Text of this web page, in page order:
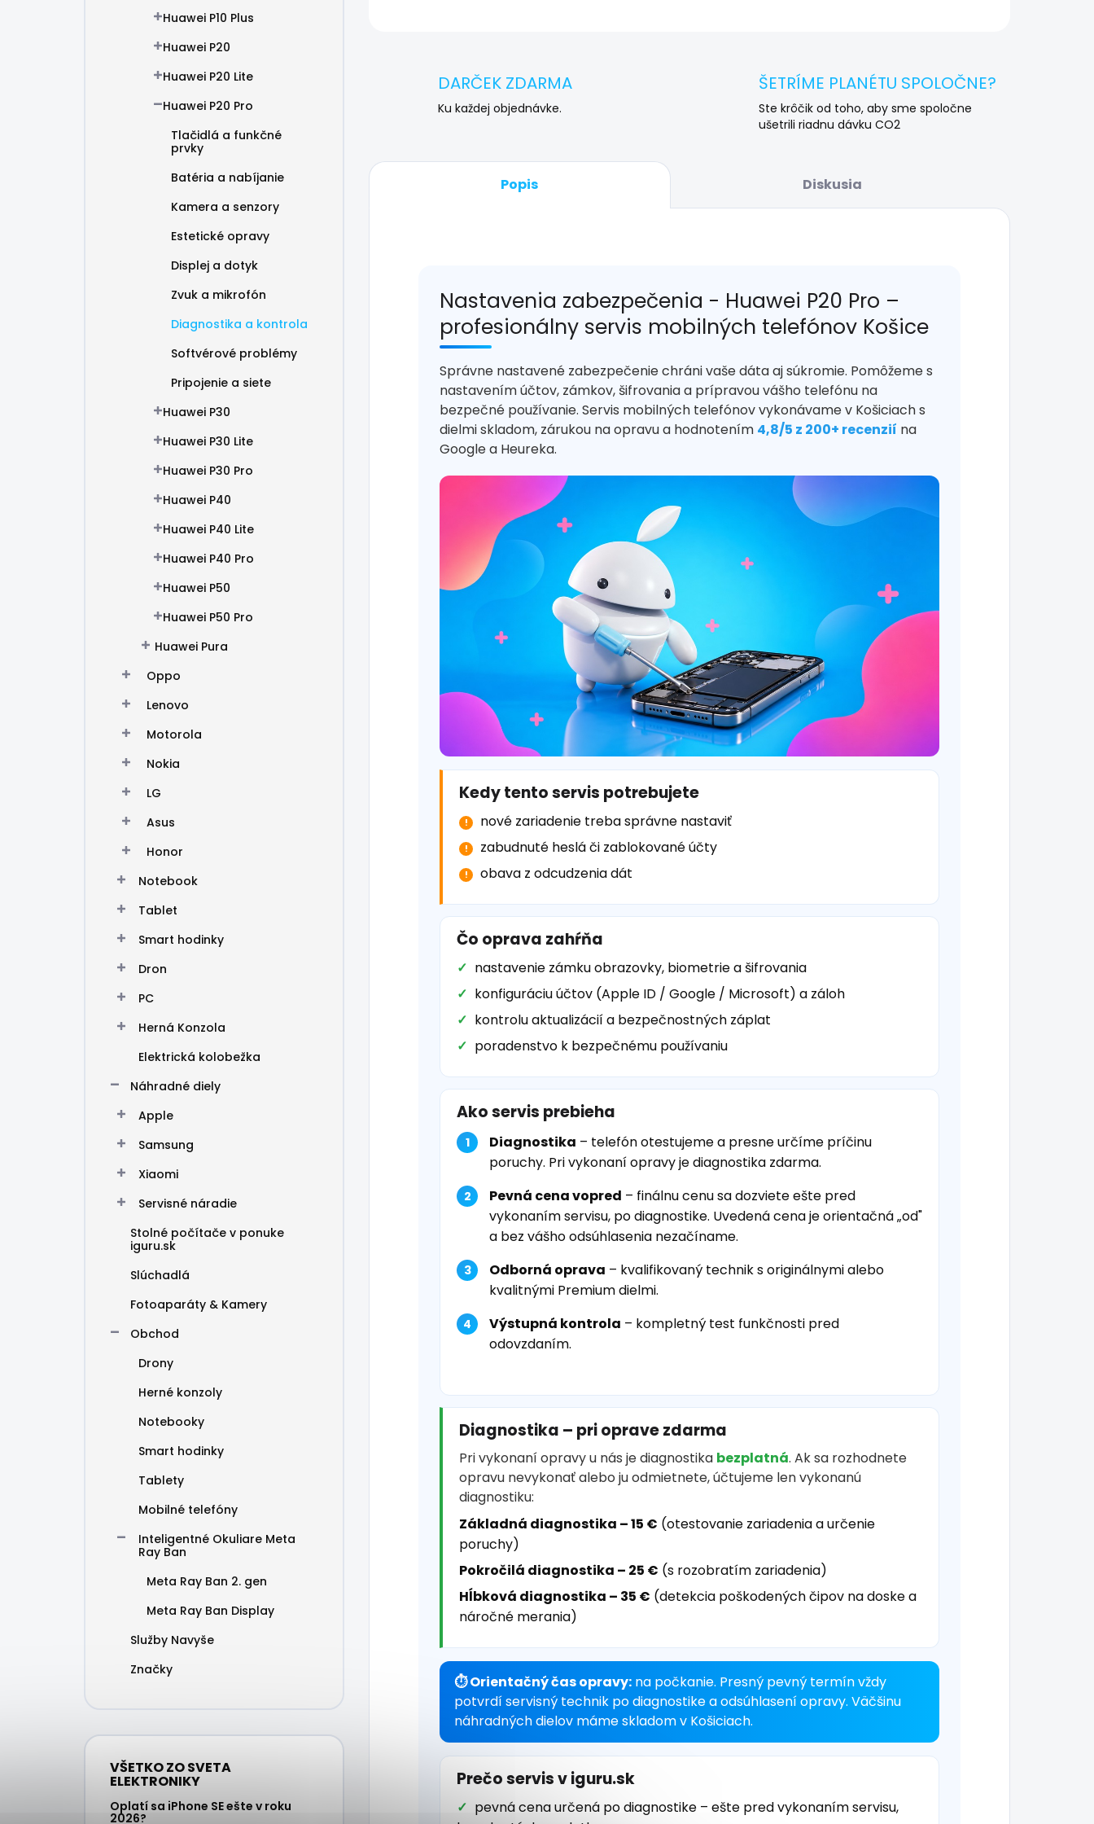
Huawei P10 Plus
Huawei P20
Huawei P20 Lite
Huawei P20 Pro
Tlačidlá a funkčné
prvky
Batéria a nabíjanie
Kamera a senzory
Estetické opravy
Displej a dotyk
Zvuk a mikrofón
Diagnostika a kontrola
Softvérové problémy
Pripojenie a siete
Huawei P30
Huawei P30 Lite
Huawei P30 Pro
Huawei P40
Huawei P40 Lite
Huawei P40 Pro
Huawei P50
Huawei P50 Pro
Huawei Pura
Oppo
Lenovo
Motorola
Nokia
LG
Asus
Honor
Notebook
Tablet
Smart hodinky
Dron
PC
Herná Konzola
Elektrická kolobežka
Náhradné diely
Apple
Samsung
Xiaomi
Servisné náradie
Stolné počítače v ponuke
iguru.sk
Slúchadlá
Fotoaparáty & Kamery
Obchod
Drony
Herné konzoly
Notebooky
Smart hodinky
Tablety
Mobilné telefóny
Inteligentné Okuliare Meta
Ray Ban
Meta Ray Ban 2. gen
Meta Ray Ban Display
Služby Navyše
Značky
VŠETKO ZO SVETA
ELEKTRONIKY
Oplatí sa iPhone SE ešte v roku
2026?
DARČEK ZDARMA
Ku každej objednávke.
ŠETRÍME PLANÉTU SPOLOČNE?
Ste krôčik od toho, aby sme spoločne
ušetrili riadnu dávku CO2
Popis Diskusia
Nastavenia zabezpečenia - Huawei P20 Pro –
profesionálny servis mobilných telefónov Košice
Správne nastavené zabezpečenie chráni vaše dáta aj súkromie. Pomôžeme s
nastavením účtov, zámkov, šifrovania a prípravou vášho telefónu na
bezpečné používanie. Servis mobilných telefónov vykonávame v Košiciach s
dielmi skladom, zárukou na opravu a hodnotením 4,8/5 z 200+ recenzií na
Google a Heureka.
Kedy tento servis potrebujete
nové zariadenie treba správne nastaviť
zabudnuté heslá či zablokované účty
obava z odcudzenia dát
Čo oprava zahŕňa
nastavenie zámku obrazovky, biometrie a šifrovania
konfiguráciu účtov (Apple ID / Google / Microsoft) a záloh
kontrolu aktualizácií a bezpečnostných záplat
poradenstvo k bezpečnému používaniu
Ako servis prebieha
Diagnostika – telefón otestujeme a presne určíme príčinu
poruchy. Pri vykonaní opravy je diagnostika zdarma.
Pevná cena vopred – finálnu cenu sa dozviete ešte pred
vykonaním servisu, po diagnostike. Uvedená cena je orientačná „od"
a bez vášho odsúhlasenia nezačíname.
Odborná oprava – kvalifikovaný technik s originálnymi alebo
kvalitnými Premium dielmi.
Výstupná kontrola – kompletný test funkčnosti pred
odovzdaním.
Diagnostika – pri oprave zdarma
Pri vykonaní opravy u nás je diagnostika bezplatná. Ak sa rozhodnete
opravu nevykonať alebo ju odmietnete, účtujeme len vykonanú
diagnostiku:
Základná diagnostika – 15 € (otestovanie zariadenia a určenie
poruchy)
Pokročilá diagnostika – 25 € (s rozobratím zariadenia)
Hĺbková diagnostika – 35 € (detekcia poškodených čipov na doske a
náročné merania)
⏱ Orientačný čas opravy: na počkanie. Presný pevný termín vždy
potvrdí servisný technik po diagnostike a odsúhlasení opravy. Väčšinu
náhradných dielov máme skladom v Košiciach.
Prečo servis v iguru.sk
pevná cena určená po diagnostike – ešte pred vykonaním servisu,